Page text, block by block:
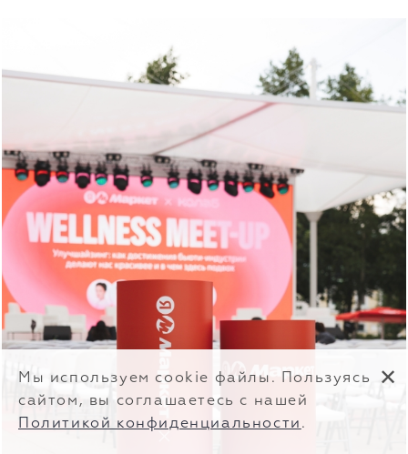
Мы используем cookie файлы. Пользуясь
сайтом, вы соглашаетесь с нашей
Политикой конфиденциальности .
✕